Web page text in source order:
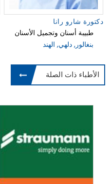
دكتورة شارو رانا
طبيبة أسنان وتجميل الأسنان
بنغالور, دلهي, الهند
الأطباء ذات الصلة